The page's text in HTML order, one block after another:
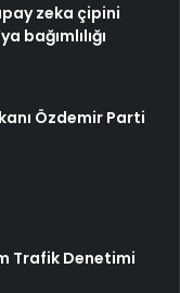
zeka çipini
bağımlılığı
Özdemir Parti
Trafik Denetimi